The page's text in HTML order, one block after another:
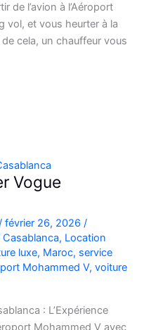
de l’avion à l’Aéroport
vol, et vous heurter à la
cela, un chauffeur vous
Vogue
février 26, 2026 /
Casablanca, Location
luxe, Maroc, service
Mohammed V, voiture
: L’Expérience
Mohammed V avec